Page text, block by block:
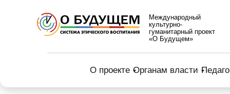
О проекте Органам власти
Международный
культурно-
гуманитарный проект
«О Будущем»